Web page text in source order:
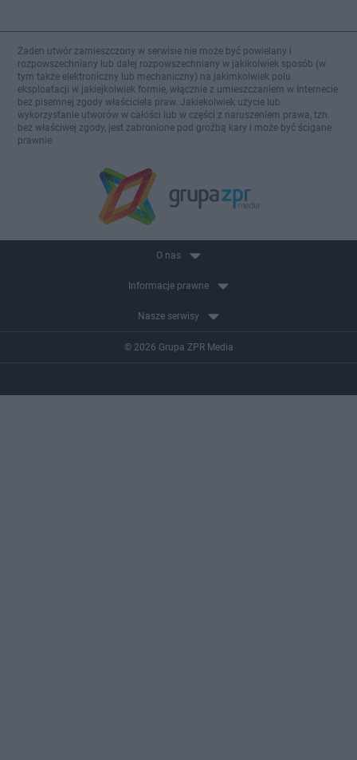
Żaden utwór zamieszczony w serwisie nie może być powielany i
rozpowszechniany lub dalej rozpowszechniany w jakikolwiek sposób (w
tym także elektroniczny lub mechaniczny) na jakimkolwiek polu
eksploatacji w jakiejkolwiek formie, włącznie z umieszczaniem w Internecie
bez pisemnej zgody właściciela praw. Jakiekolwiek użycie lub
wykorzystanie utworów w całości lub w części z naruszeniem prawa, tzn.
bez właściwej zgody, jest zabronione pod groźbą kary i może być ścigane
prawnie.
O nas
Informacje prawne
Nasze serwisy
© 2026 Grupa ZPR Media